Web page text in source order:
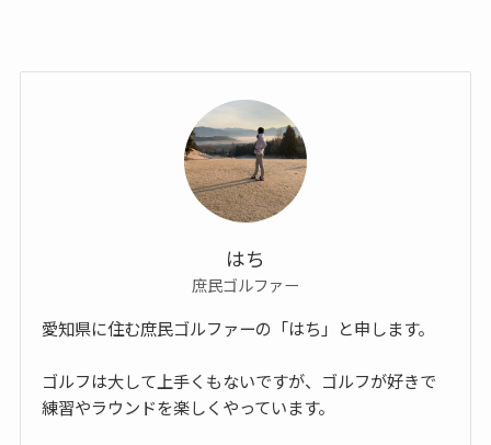
はち
庶民ゴルファー
愛知県に住む庶民ゴルファーの「はち」と申します。
ゴルフは大して上手くもないですが、ゴルフが好きで
練習やラウンドを楽しくやっています。